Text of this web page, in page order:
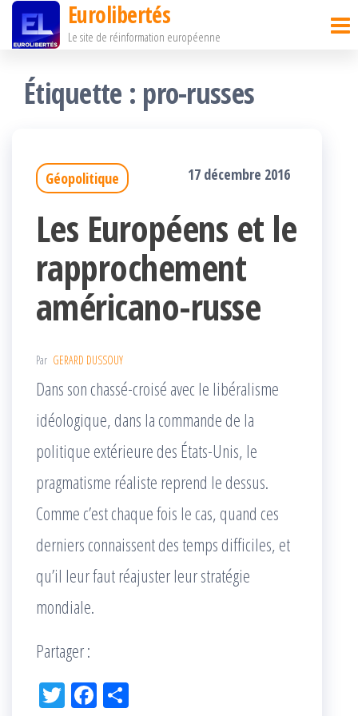
Passer
contenu
Eurolibertés
Le site de réinformation européenne
Étiquette : pro-russes
Géopolitique 17 décembre 2016
Les Européens et le
rapprochement
américano-russe
Par GERARD DUSSOUY
Dans son chassé-croisé avec le libéralisme
idéologique, dans la commande de la
politique extérieure des États-Unis, le
pragmatisme réaliste reprend le dessus.
Comme c’est chaque fois le cas, quand ces
derniers connaissent des temps difficiles, et
qu’il leur faut réajuster leur stratégie
mondiale.
Partager :
Tw Fac